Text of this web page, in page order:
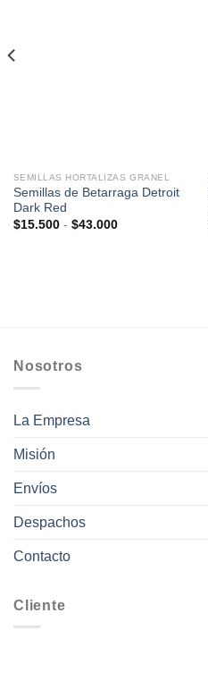
SEMILLAS HORTALIZAS GRANEL
Semillas de Betarraga Detroit
Dark Red
$15.500 - $43.000Rango
Nosotros
La Empresa
Misión
Envíos
Despachos
Contacto
Cliente